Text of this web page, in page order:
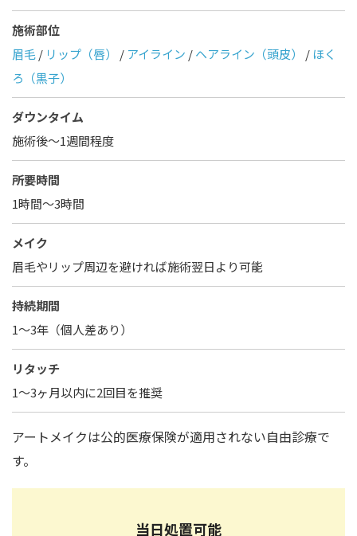
施術部位
眉毛/ リップ（唇） / アイライン /ヘアライン（頭皮） / ほく
ろ（黒子）
ダウンタイム
施術後〜1週間程度
所要時間
1時間〜3時間
メイク
眉毛やリップ周辺を避ければ施術翌日より可能
持続期間
1〜3年（個人差あり）
リタッチ
1〜3ヶ月以内に2回目を推奨
アートメイクは公的医療保険が適用されない自由診療で
す。
当日処置可能